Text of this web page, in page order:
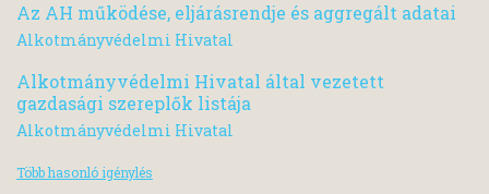
Az AH működése, eljárásrendje és aggregált adatai
Alkotmányvédelmi Hivatal
Alkotmányvédelmi Hivatal által vezetett
gazdasági szereplők listája
Alkotmányvédelmi Hivatal
Több hasonló igénylés